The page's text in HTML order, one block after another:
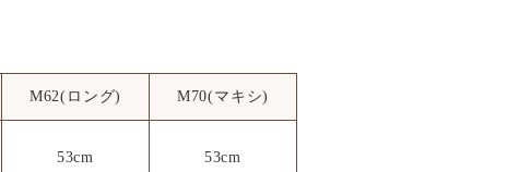
M62(ロング) M70(マキシ)
53cm 53cm